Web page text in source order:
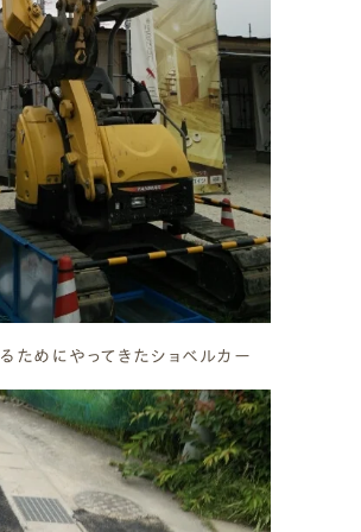
ためにやってきたショベルカー